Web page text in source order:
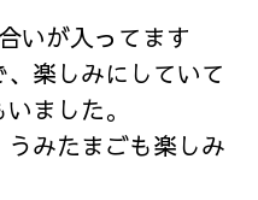
いが入ってます
楽しみにしていて
ました。
みたまごも楽しみ